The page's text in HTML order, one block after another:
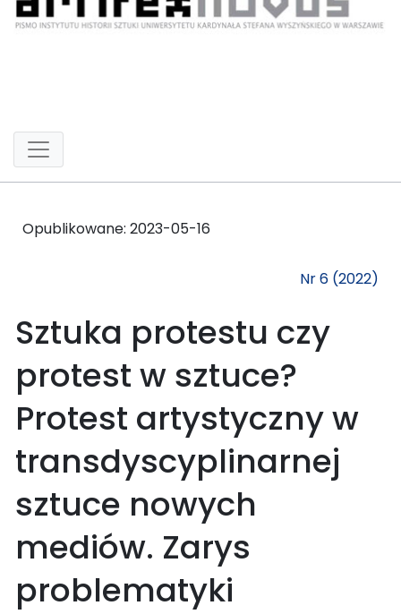
Opublikowane: 2023-05-16
Nr 6 (2022)
Sztuka protestu czy
protest w sztuce?
Protest artystyczny w
transdyscyplinarnej
sztuce nowych
mediów. Zarys
problematyki